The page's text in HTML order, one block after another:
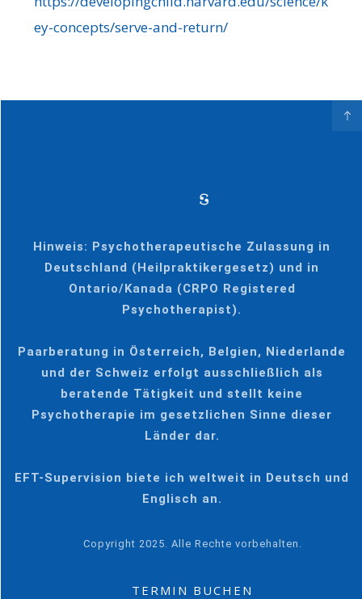
ey-concepts/serve-and-return/
Hinweis: Psychotherapeutische Zulassung in
Deutschland (Heilpraktikergesetz) und in
Ontario/Kanada (CRPO Registered
Psychotherapist).
Paarberatung in Österreich, Belgien, Niederlande
und der Schweiz erfolgt ausschließlich als
beratende Tätigkeit und stellt keine
Psychotherapie im gesetzlichen Sinne dieser
Länder dar.
EFT-Supervision biete ich weltweit in Deutsch und
Englisch an.
Copyright 2025. Alle Rechte vorbehalten.
TERMIN BUCHEN